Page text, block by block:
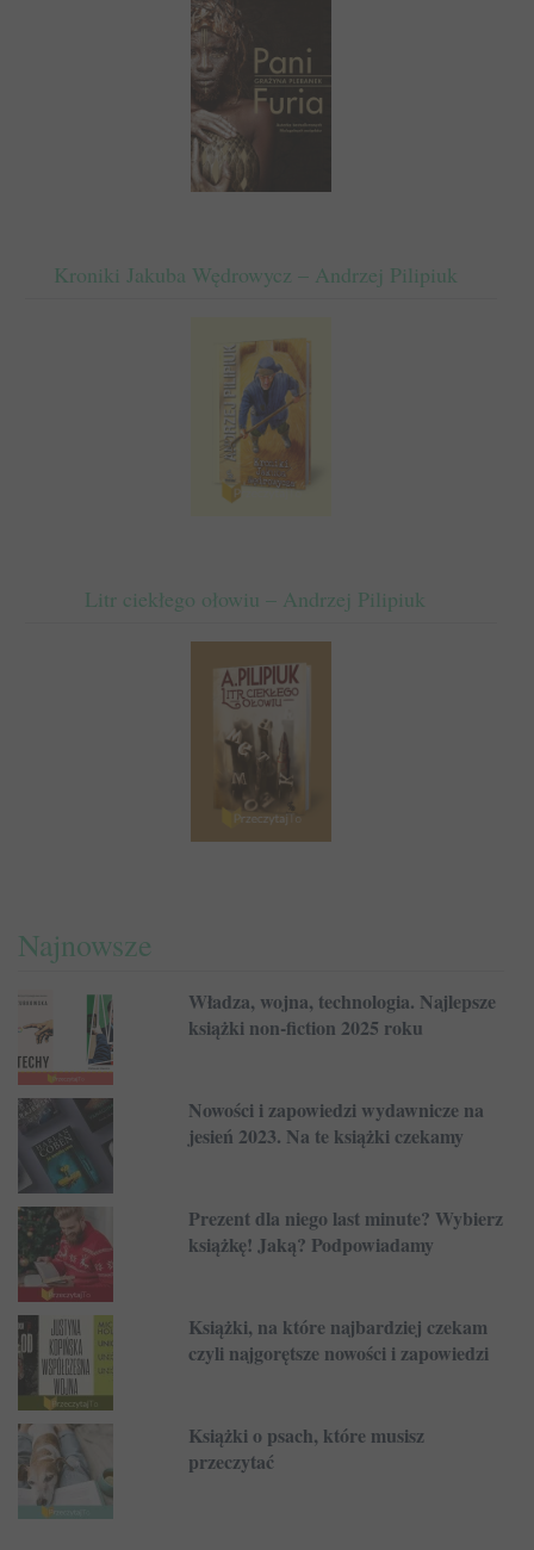
Kroniki Jakuba Wędrowycz – Andrzej Pilipiuk
Litr ciekłego ołowiu – Andrzej Pilipiuk
Najnowsze
Władza, wojna, technologia. Najlepsze
książki non-fiction 2025 roku
Nowości i zapowiedzi wydawnicze na
jesień 2023. Na te książki czekamy
Prezent dla niego last minute? Wybierz
książkę! Jaką? Podpowiadamy
Książki, na które najbardziej czekam
czyli najgorętsze nowości i zapowiedzi
Książki o psach, które musisz
przeczytać